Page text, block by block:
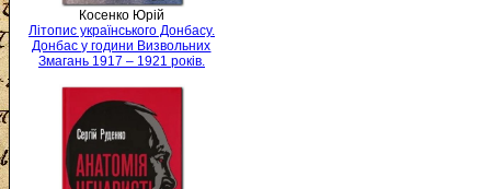
Косенко Юрій
Літопис українського Донбасу.
Донбас у години Визвольних
Змагань 1917 – 1921 років.